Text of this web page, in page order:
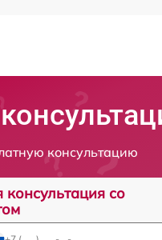
консультацию
консультация со